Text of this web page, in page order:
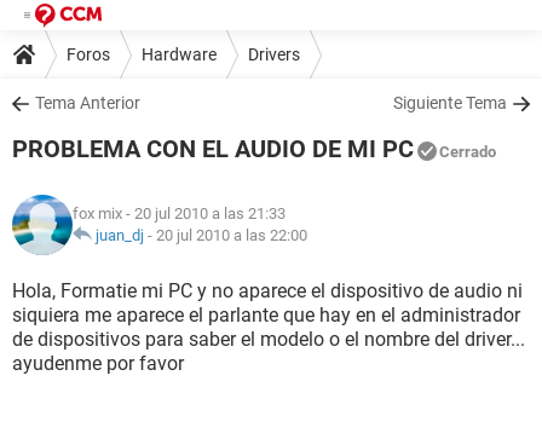
Foros Hardware Drivers
Tema Anterior Siguiente Tema
PROBLEMA CON EL AUDIO DE MI PC Cerrado
fox mix - 20 jul 2010 a las 21:33
juan_dj - 20 jul 2010 a las 22:00
Hola, Formatie mi PC y no aparece el dispositivo de audio ni
siquiera me aparece el parlante que hay en el administrador
de dispositivos para saber el modelo o el nombre del driver...
ayudenme por favor